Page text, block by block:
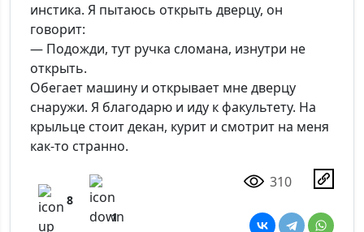
инстика. Я пытаюсь открыть дверцу, он
говорит:
— Подожди, тут ручка сломана, изнутри не
открыть.
Обегает машину и открывает мне дверцу
снаружи. Я благодарю и иду к факультету. На
крыльце стоит декан, курит и смотрит на меня
как-то странно.
8
1
310